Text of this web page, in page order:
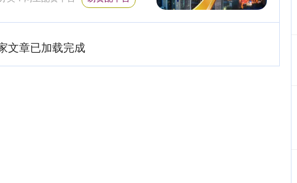
文章已加载完成